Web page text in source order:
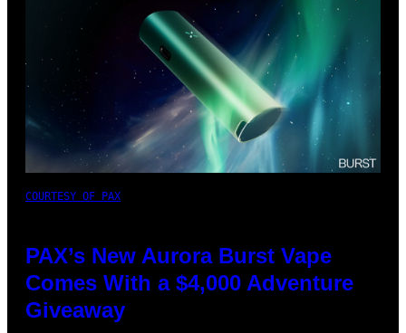
COURTESY OF PAX
PAX’s New Aurora Burst Vape
Comes With a $4,000 Adventure
Giveaway